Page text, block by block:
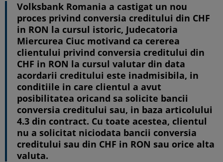
Volksbank Romania a castigat un nou
proces privind conversia creditului din CHF
in RON la cursul istoric, Judecatoria
Miercurea Ciuc motivand ca cererea
clientului privind conversia creditului din
CHF in RON la cursul valutar din data
acordarii creditului este inadmisibila, in
conditiile in care clientul a avut
posibilitatea oricand sa solicite bancii
conversia creditului sau, in baza articolului
4.3 din contract. Cu toate acestea, clientul
nu a solicitat niciodata bancii conversia
creditului sau din CHF in RON sau orice alta
valuta.